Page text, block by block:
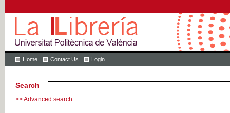
Home Contact Us Login
Search
>> Advanced search